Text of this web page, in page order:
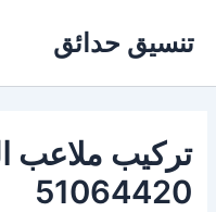
إلىتنسيق حدائق
تركيب ملاعب
51064420
navigation